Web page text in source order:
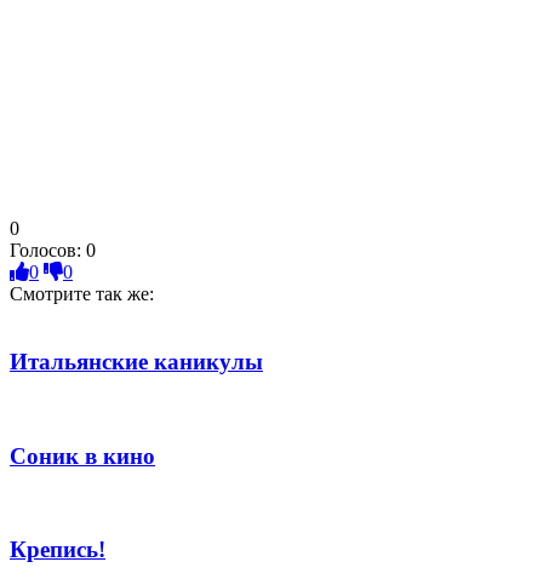
0
Голосов: 0
0
0
Смотрите так же:
Итальянские каникулы
Соник в кино
Крепись!